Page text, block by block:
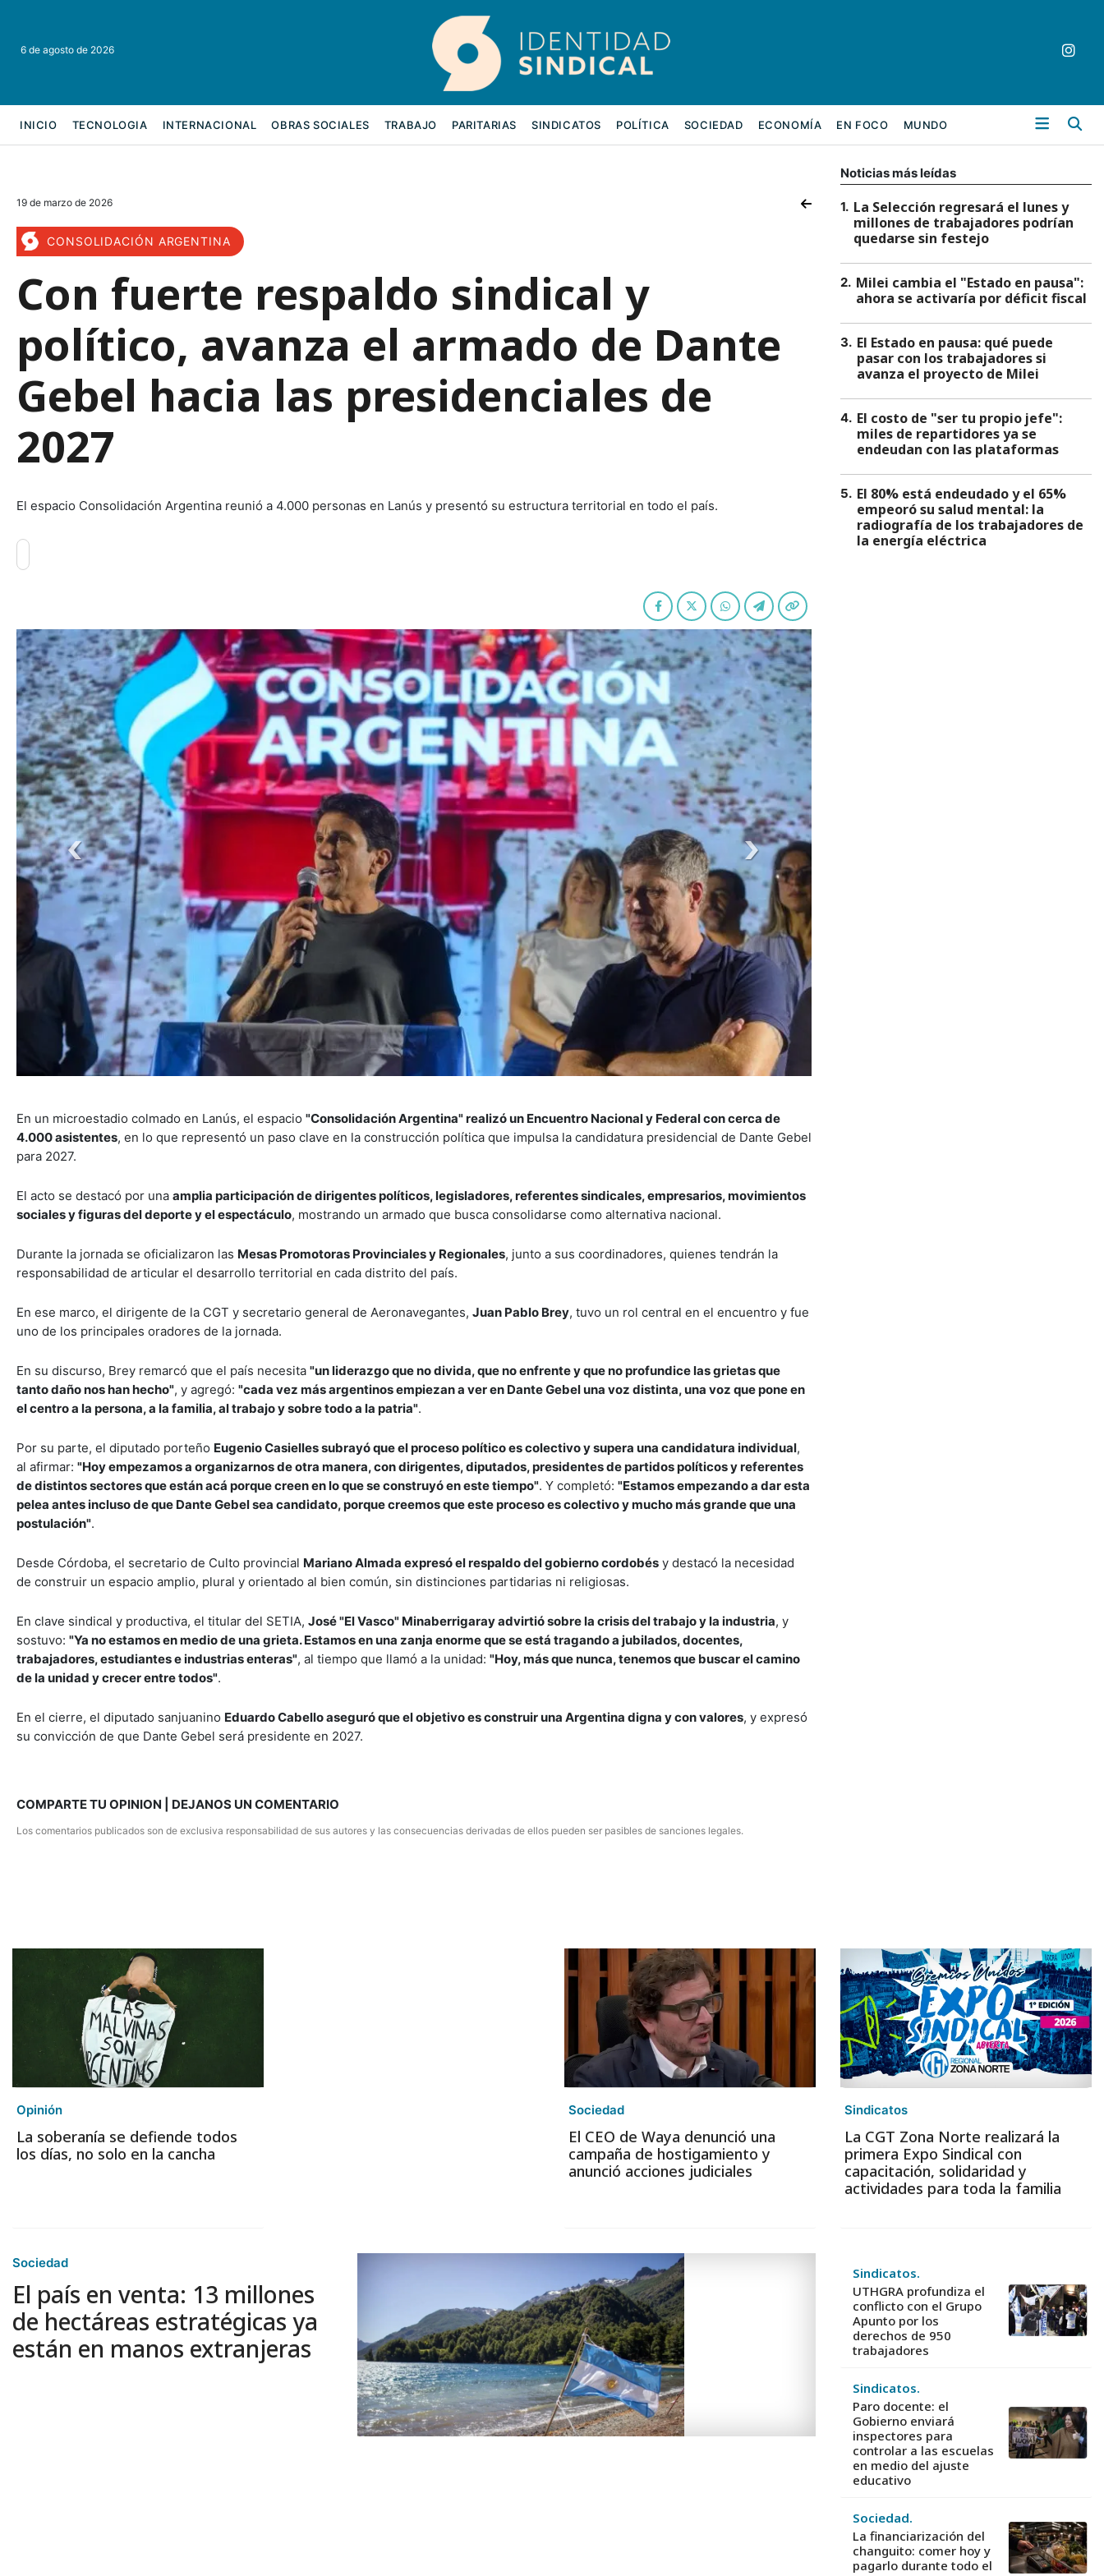
6 de agosto de 2026
INICIO TECNOLOGIA INTERNACIONAL OBRAS SOCIALES TRABAJO PARITARIAS SINDICATOS POLÍTICA SOCIEDAD ECONOMÍA EN FOCO MUNDO
19 de marzo de 2026
CONSOLIDACIÓN ARGENTINA
Con fuerte respaldo sindical y
político, avanza el armado de Dante
Gebel hacia las presidenciales de
2027
El espacio Consolidación Argentina reunió a 4.000 personas en Lanús y presentó su estructura territorial en todo el país.
En un microestadio colmado en Lanús, el espacio "Consolidación Argentina" realizó un Encuentro Nacional y Federal con cerca de
4.000 asistentes, en lo que representó un paso clave en la construcción política que impulsa la candidatura presidencial de Dante Gebel
para 2027.
El acto se destacó por una amplia participación de dirigentes políticos, legisladores, referentes sindicales, empresarios, movimientos
sociales y figuras del deporte y el espectáculo, mostrando un armado que busca consolidarse como alternativa nacional.
Durante la jornada se oficializaron las Mesas Promotoras Provinciales y Regionales, junto a sus coordinadores, quienes tendrán la
responsabilidad de articular el desarrollo territorial en cada distrito del país.
En ese marco, el dirigente de la CGT y secretario general de Aeronavegantes, Juan Pablo Brey, tuvo un rol central en el encuentro y fue
uno de los principales oradores de la jornada.
En su discurso, Brey remarcó que el país necesita "un liderazgo que no divida, que no enfrente y que no profundice las grietas que
tanto daño nos han hecho", y agregó: "cada vez más argentinos empiezan a ver en Dante Gebel una voz distinta, una voz que pone en
el centro a la persona, a la familia, al trabajo y sobre todo a la patria".
Por su parte, el diputado porteño Eugenio Casielles subrayó que el proceso político es colectivo y supera una candidatura individual,
al afirmar: "Hoy empezamos a organizarnos de otra manera, con dirigentes, diputados, presidentes de partidos políticos y referentes
de distintos sectores que están acá porque creen en lo que se construyó en este tiempo". Y completó: "Estamos empezando a dar esta
pelea antes incluso de que Dante Gebel sea candidato, porque creemos que este proceso es colectivo y mucho más grande que una
postulación".
Desde Córdoba, el secretario de Culto provincial Mariano Almada expresó el respaldo del gobierno cordobés y destacó la necesidad
de construir un espacio amplio, plural y orientado al bien común, sin distinciones partidarias ni religiosas.
En clave sindical y productiva, el titular del SETIA, José "El Vasco" Minaberrigaray advirtió sobre la crisis del trabajo y la industria, y
sostuvo: "Ya no estamos en medio de una grieta. Estamos en una zanja enorme que se está tragando a jubilados, docentes,
trabajadores, estudiantes e industrias enteras", al tiempo que llamó a la unidad: "Hoy, más que nunca, tenemos que buscar el camino
de la unidad y crecer entre todos".
En el cierre, el diputado sanjuanino Eduardo Cabello aseguró que el objetivo es construir una Argentina digna y con valores, y expresó
su convicción de que Dante Gebel será presidente en 2027.
COMPARTE TU OPINION | DEJANOS UN COMENTARIO
Los comentarios publicados son de exclusiva responsabilidad de sus autores y las consecuencias derivadas de ellos pueden ser pasibles de sanciones legales.
Noticias más leídas
1. La Selección regresará el lunes y
millones de trabajadores podrían
quedarse sin festejo
2. Milei cambia el "Estado en pausa":
ahora se activaría por déficit fiscal
3. El Estado en pausa: qué puede
pasar con los trabajadores si
avanza el proyecto de Milei
4. El costo de "ser tu propio jefe":
miles de repartidores ya se
endeudan con las plataformas
5. El 80% está endeudado y el 65%
empeoró su salud mental: la
radiografía de los trabajadores de
la energía eléctrica
Opinión
La soberanía se defiende todos
los días, no solo en la cancha
Sociedad
El CEO de Waya denunció una
campaña de hostigamiento y
anunció acciones judiciales
Sindicatos
La CGT Zona Norte realizará la
primera Expo Sindical con
capacitación, solidaridad y
actividades para toda la familia
Sociedad
El país en venta: 13 millones
de hectáreas estratégicas ya
están en manos extranjeras
Sindicatos.
UTHGRA profundiza el
conflicto con el Grupo
Apunto por los
derechos de 950
trabajadores
Sindicatos.
Paro docente: el
Gobierno enviará
inspectores para
controlar a las escuelas
en medio del ajuste
educativo
Sociedad.
La financiarización del
changuito: comer hoy y
pagarlo durante todo el